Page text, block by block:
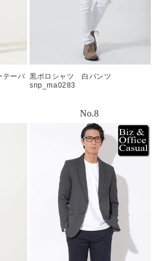
ーパ 黒ポロシャツ 白パンツ
snp_ma0283